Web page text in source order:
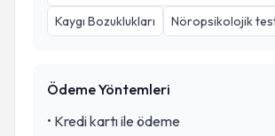
Kaygı Bozuklukları
Nöropsikolojik
Ödeme Yöntemleri
• Kredi kartı ile ödeme